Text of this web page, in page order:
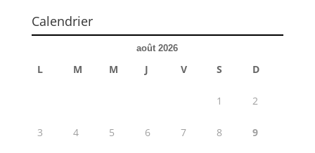
Calendrier
août 2026
L M M J V S D
1 2
3 4 5 6 7 8 9